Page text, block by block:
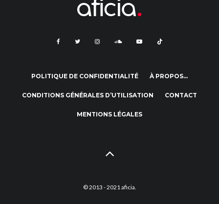
POLITIQUE DE CONFIDENTIALITÉ À PROPOS…
CONDITIONS GÉNÉRALES D’UTILISATION CONTACT
MENTIONS LÉGALES
© 2013 - 2021 aficia.